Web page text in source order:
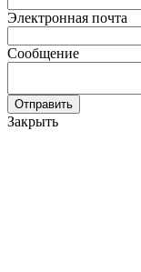
Электронная почта
Сообщение
Закрыть